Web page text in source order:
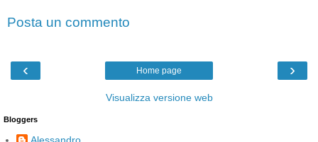
Posta un commento
‹ ›
Home page
Visualizza versione web
Bloggers